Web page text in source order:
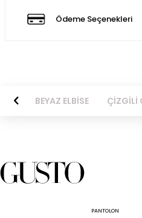
Ödeme Seçenekleri
BEYAZ ELBİSE ÇİZGİLİ
PANTOLON